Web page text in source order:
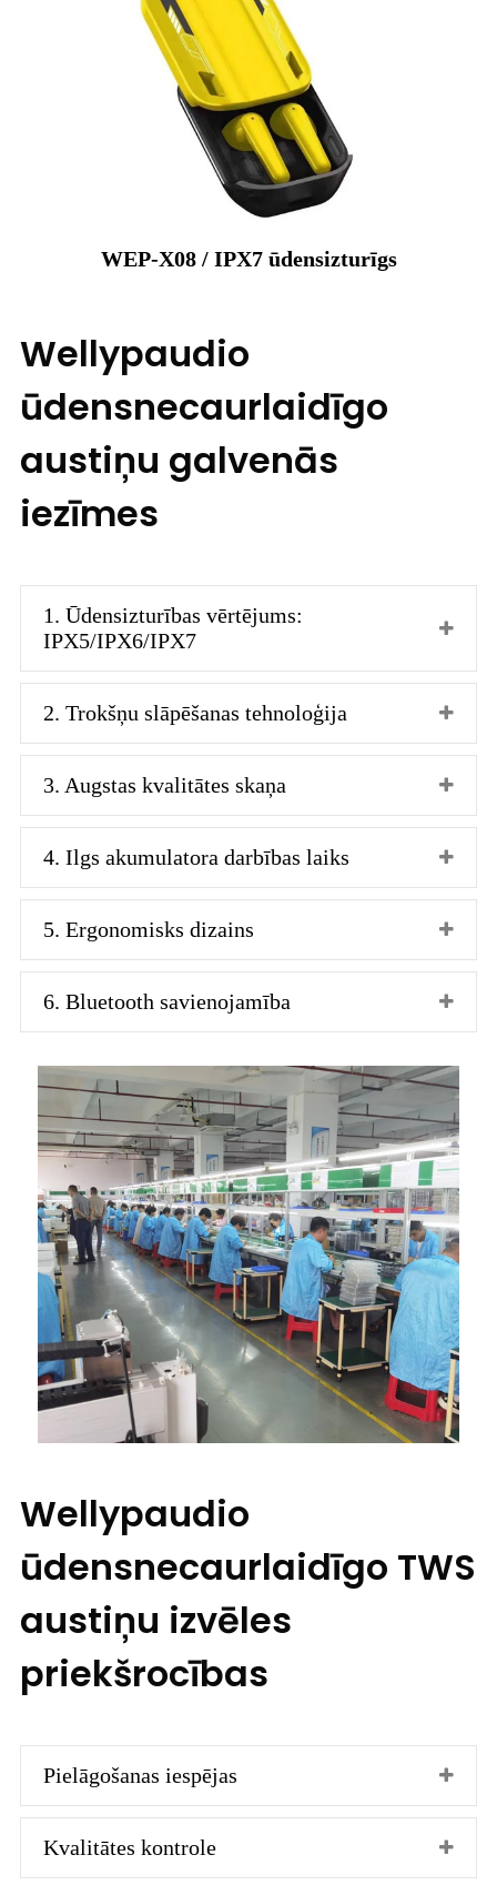
WEP-X08 / IPX7 ūdensizturīgs
Wellypaudio
ūdensnecaurlaidīgo
austiņu galvenās
iezīmes
1. Ūdensizturības vērtējums:
IPX5/IPX6/IPX7
2. Trokšņu slāpēšanas tehnoloģija
3. Augstas kvalitātes skaņa
4. Ilgs akumulatora darbības laiks
5. Ergonomisks dizains
6. Bluetooth savienojamība
Wellypaudio
ūdensnecaurlaidīgo TWS
austiņu izvēles
priekšrocības
Pielāgošanas iespējas
Kvalitātes kontrole